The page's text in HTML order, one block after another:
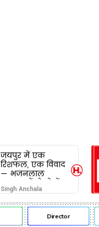
जयपुर में एक
रिशफल, एक विवाद
— भजनलाल
सरकार में दो खेमों
की जंग अब छुपेगी
कैसे?
Singh Anchala
Director